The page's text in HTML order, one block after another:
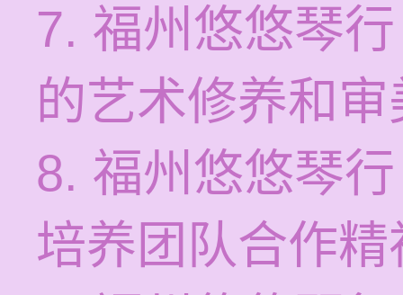
7. 福州悠悠琴
的艺术修养和
8. 福州悠悠琴
培养团队合作